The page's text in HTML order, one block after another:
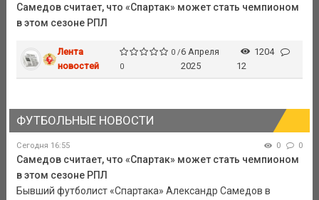
Самедов считает, что «Спартак» может стать чемпионом
в этом сезоне РПЛ
Лента
новостей
0 /
0
6 Апреля
2025
1204
12
ФУТБОЛЬНЫЕ НОВОСТИ
Сегодня 16:55 0 0
Самедов считает, что «Спартак» может стать чемпионом
в этом сезоне РПЛ
Бывший футболист «Спартака» Александр Самедов в